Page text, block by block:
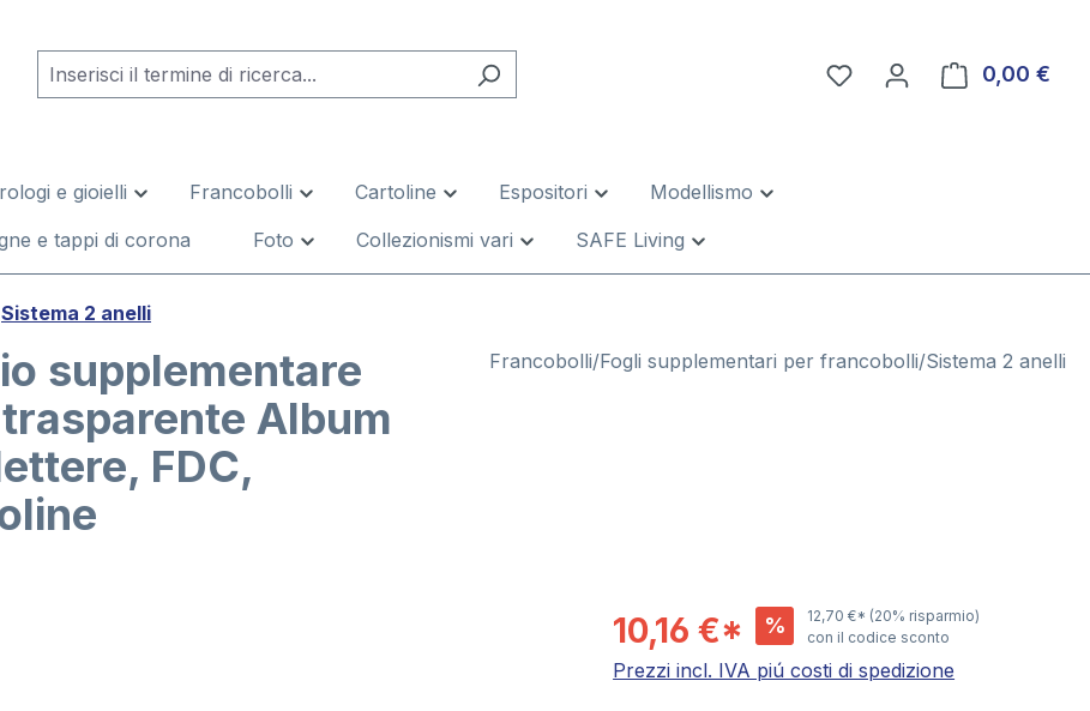
0,00 €
e gioielli Francobolli Cartoline Espositori
Modellismo
e tappi di corona Foto Collezionismi vari SAFE Living
Sistema 2 anelli
supplementare
Album
FDC,
Francobolli/Fogli supplementari per francobolli/Sistema 2 anelli
10,16 €* % 12,70 €* (20% risparmio)
con il codice sconto
Prezzi incl. IVA piú costi di spedizione